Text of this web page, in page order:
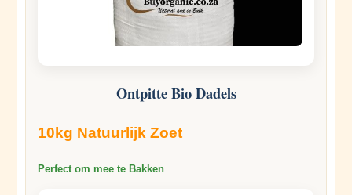
Ontpitte Bio Dadels
10kg Natuurlijk Zoet
Perfect om mee te Bakken